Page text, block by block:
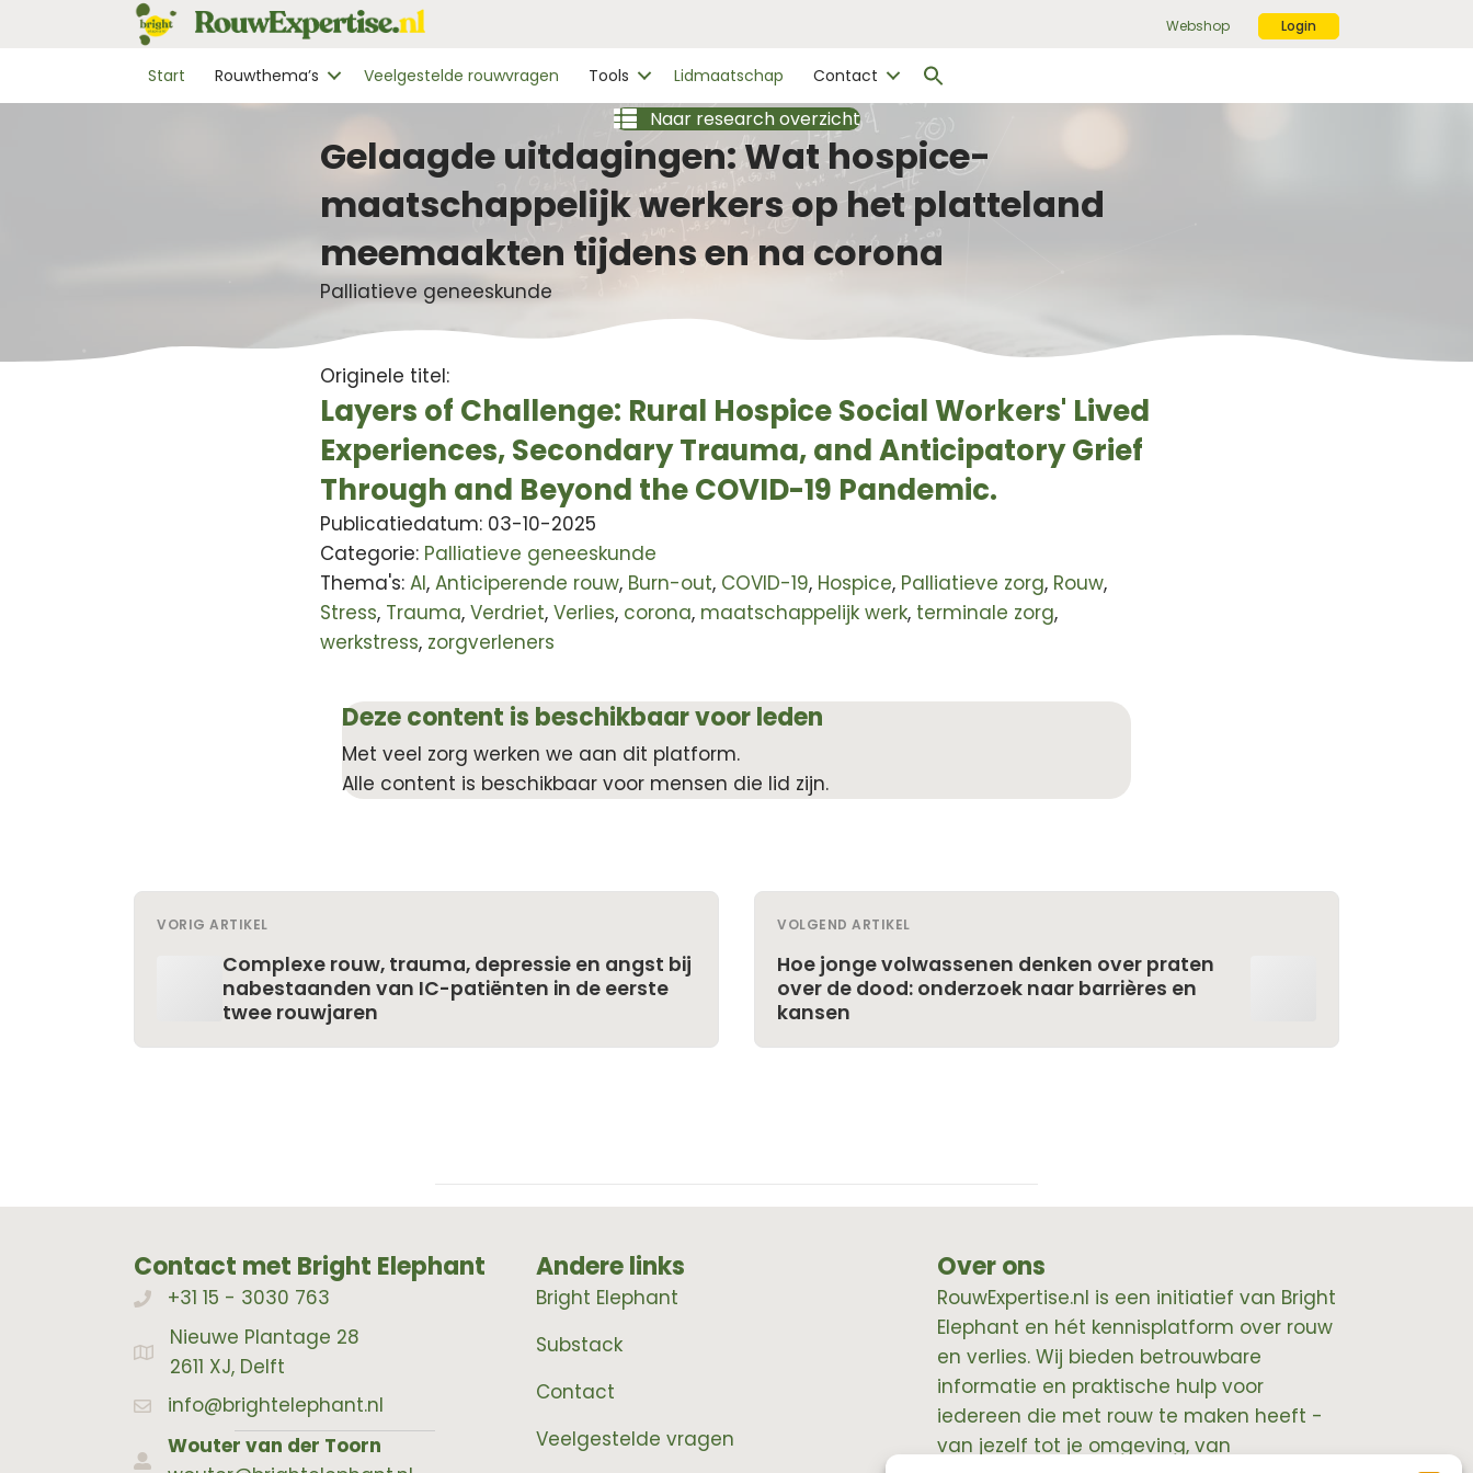
Webshop Login
Start Rouwthema’s Veelgestelde rouwvragen Tools Lidmaatschap Contact
Naar research overzicht
Gelaagde uitdagingen: Wat hospice-
maatschappelijk werkers op het platteland
meemaakten tijdens en na corona
Palliatieve geneeskunde
Originele titel:
Layers of Challenge: Rural Hospice Social Workers' Lived
Experiences, Secondary Trauma, and Anticipatory Grief
Through and Beyond the COVID-19 Pandemic.
Publicatiedatum: 03-10-2025
Categorie: Palliatieve geneeskunde
Thema's: AI, Anticiperende rouw, Burn-out, COVID-19, Hospice, Palliatieve zorg, Rouw,
Stress, Trauma, Verdriet, Verlies, corona, maatschappelijk werk, terminale zorg,
werkstress, zorgverleners
Deze content is beschikbaar voor leden
Met veel zorg werken we aan dit platform.
Alle content is beschikbaar voor mensen die lid zijn.
VORIG ARTIKEL
Complexe rouw, trauma, depressie en angst bij
nabestaanden van IC-patiënten in de eerste
twee rouwjaren
VOLGEND ARTIKEL
Hoe jonge volwassenen denken over praten
over de dood: onderzoek naar barrières en
kansen
Contact met Bright Elephant
Bellen met Bright Elephant
+31 15 - 3030 763
Adres Bright Elephant
Nieuwe Plantage 28
2611 XJ, Delft
info@brightelephant.nl
Wouter van der Toorn
Andere links
Bright Elephant
Substack
Contact
Veelgestelde vragen
Over ons
RouwExpertise.nl is een initiatief van Bright
Elephant en hét kennisplatform over rouw
en verlies. Wij bieden betrouwbare
informatie en praktische hulp voor
iedereen die met rouw te maken heeft -
van jezelf tot je omgeving, van